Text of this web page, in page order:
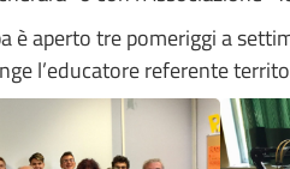
è aperto tre pomeriggi a
l’educatore referente